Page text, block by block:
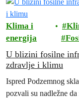
Klima i
energija
U blizini fosilne
zdravlje i klimu
Ispred Podzemnog
pozvali su nadležne